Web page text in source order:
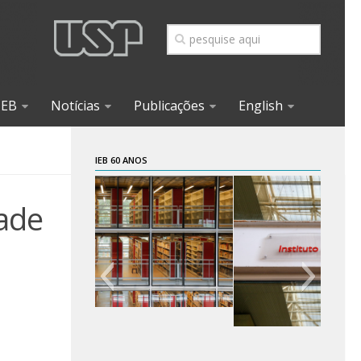
Notícias Publicações English
IEB 60 ANOS